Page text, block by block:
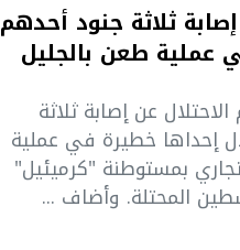
إصابة ثلاثة جنود أحدهم
عملية طعن بالجليل
عن إصابة ثلاثة
إحداها خطيرة في عملية
بمستوطنة "كرميئيل"
المحتلة. وأضاف ...